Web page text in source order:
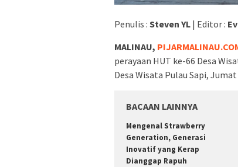
Penulis : Steven YL | Editor :
MALINAU,
perayaan HUT ke-66 Desa
Desa Wisata Pulau Sapi,
BACAAN LAINNYA
Mengenal Strawberry
Generation, Generasi
Inovatif yang Kerap
Dianggap Rapuh